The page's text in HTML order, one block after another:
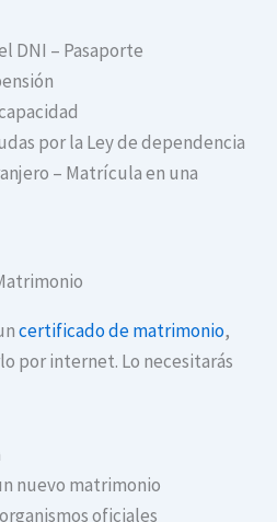
DNI – Pasaporte
por la Ley de dependencia
– Matrícula en una
certificado de matrimonio,
por internet. Lo necesitarás
nuevo matrimonio
oficiales